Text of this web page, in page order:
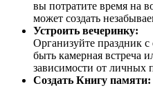
вы потратите время на
может создать
Устроить вечеринку:
Организуйте праздник
быть камерная встреча
зависимости от личных
Создать Книгу памяти: